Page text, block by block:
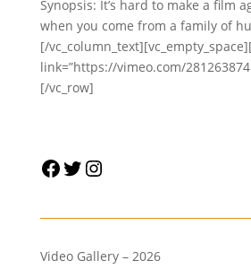
Synopsis: It’s hard to make a film
when you come from a family of
[/
link=”https://vimeo.com/
[/vc_row]
Facebook
Twitter
Video Gallery – 2026